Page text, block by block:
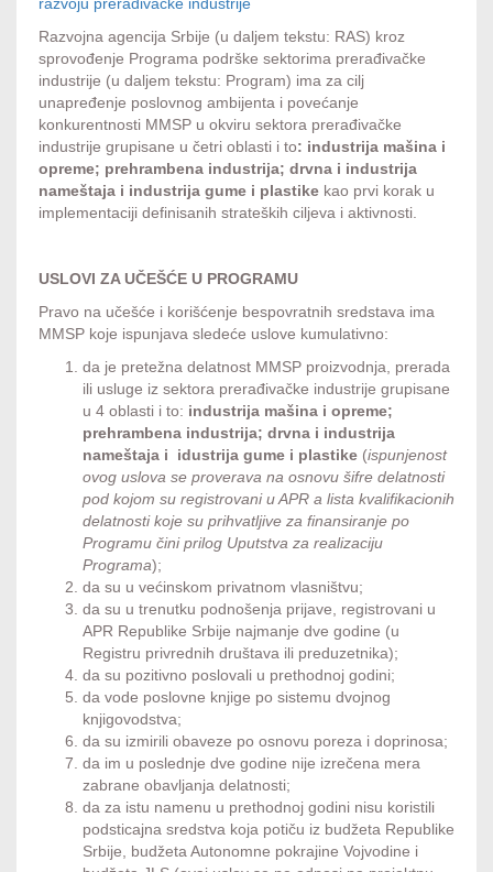
Razvojna agencija Srbije (u daljem tekstu: RAS) kroz
sprovođenje Programa podrške sektorima prerađivačke
industrije (u daljem tekstu: Program) ima za cilj
unapređenje poslovnog ambijenta i povećanje
konkurentnosti MMSP u okviru sektora prerađivačke
industrije grupisane u četri oblasti i to: industrija mašina i
opreme; prehrambena industrija; drvna i industrija
nameštaja i industrija gume i plastike kao prvi korak u
implementaciji definisanih strateških ciljeva i aktivnosti.
USLOVI ZA UČEŠĆE U PROGRAMU
Pravo na učešće i korišćenje bespovratnih sredstava ima
MMSP koje ispunjava sledeće uslove kumulativno:
da je pretežna delatnost MMSP proizvodnja, prerada
ili usluge iz sektora prerađivačke industrije grupisane
u 4 oblasti i to: industrija mašina i opreme;
prehrambena industrija; drvna i industrija
nameštaja i idustrija gume i plastike (ispunjenost
ovog uslova se proverava na osnovu šifre delatnosti
pod kojom su registrovani u APR a lista kvalifikacionih
delatnosti koje su prihvatljive za finansiranje po
Programu čini prilog Uputstva za realizaciju
Programa);
da su u većinskom privatnom vlasništvu;
da su u trenutku podnošenja prijave, registrovani u
APR Republike Srbije najmanje dve godine (u
Registru privrednih društava ili preduzetnika);
da su pozitivno poslovali u prethodnoj godini;
da vode poslovne knjige po sistemu dvojnog
knjigovodstva;
da su izmirili obaveze po osnovu poreza i doprinosa;
da im u poslednje dve godine nije izrečena mera
zabrane obavljanja delatnosti;
da za istu namenu u prethodnoj godini nisu koristili
podsticajna sredstva koja potiču iz budžeta Republike
Srbije, budžeta Autonomne pokrajine Vojvodine i